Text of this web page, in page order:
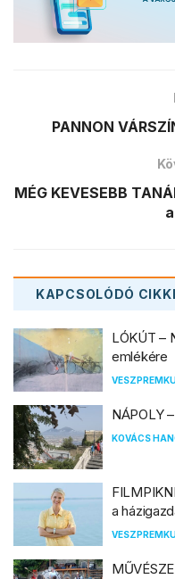
PANNON
MÉG KEVESEBB
KAPCSOLÓDÓ
LÓKÚT –
emlékére
NÁPOLY
KOVÁCS
a